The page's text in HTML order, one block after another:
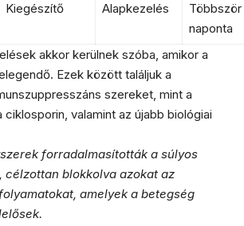
Kiegészítő Alapkezelés
Többször
naponta
akkor kerülnek szóba, amikor a
Ezek között találjuk a
szereket, mint a
valamint az újabb biológiai
forradalmasították a súlyos
célzottan blokkolva azokat az
amelyek a betegség